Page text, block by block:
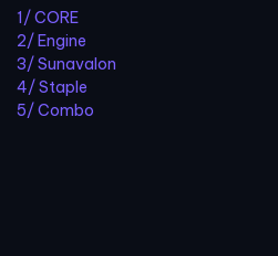
1/ CORE
2/ Engine
3/ Sunavalon
4/ Staple
5/ Combo